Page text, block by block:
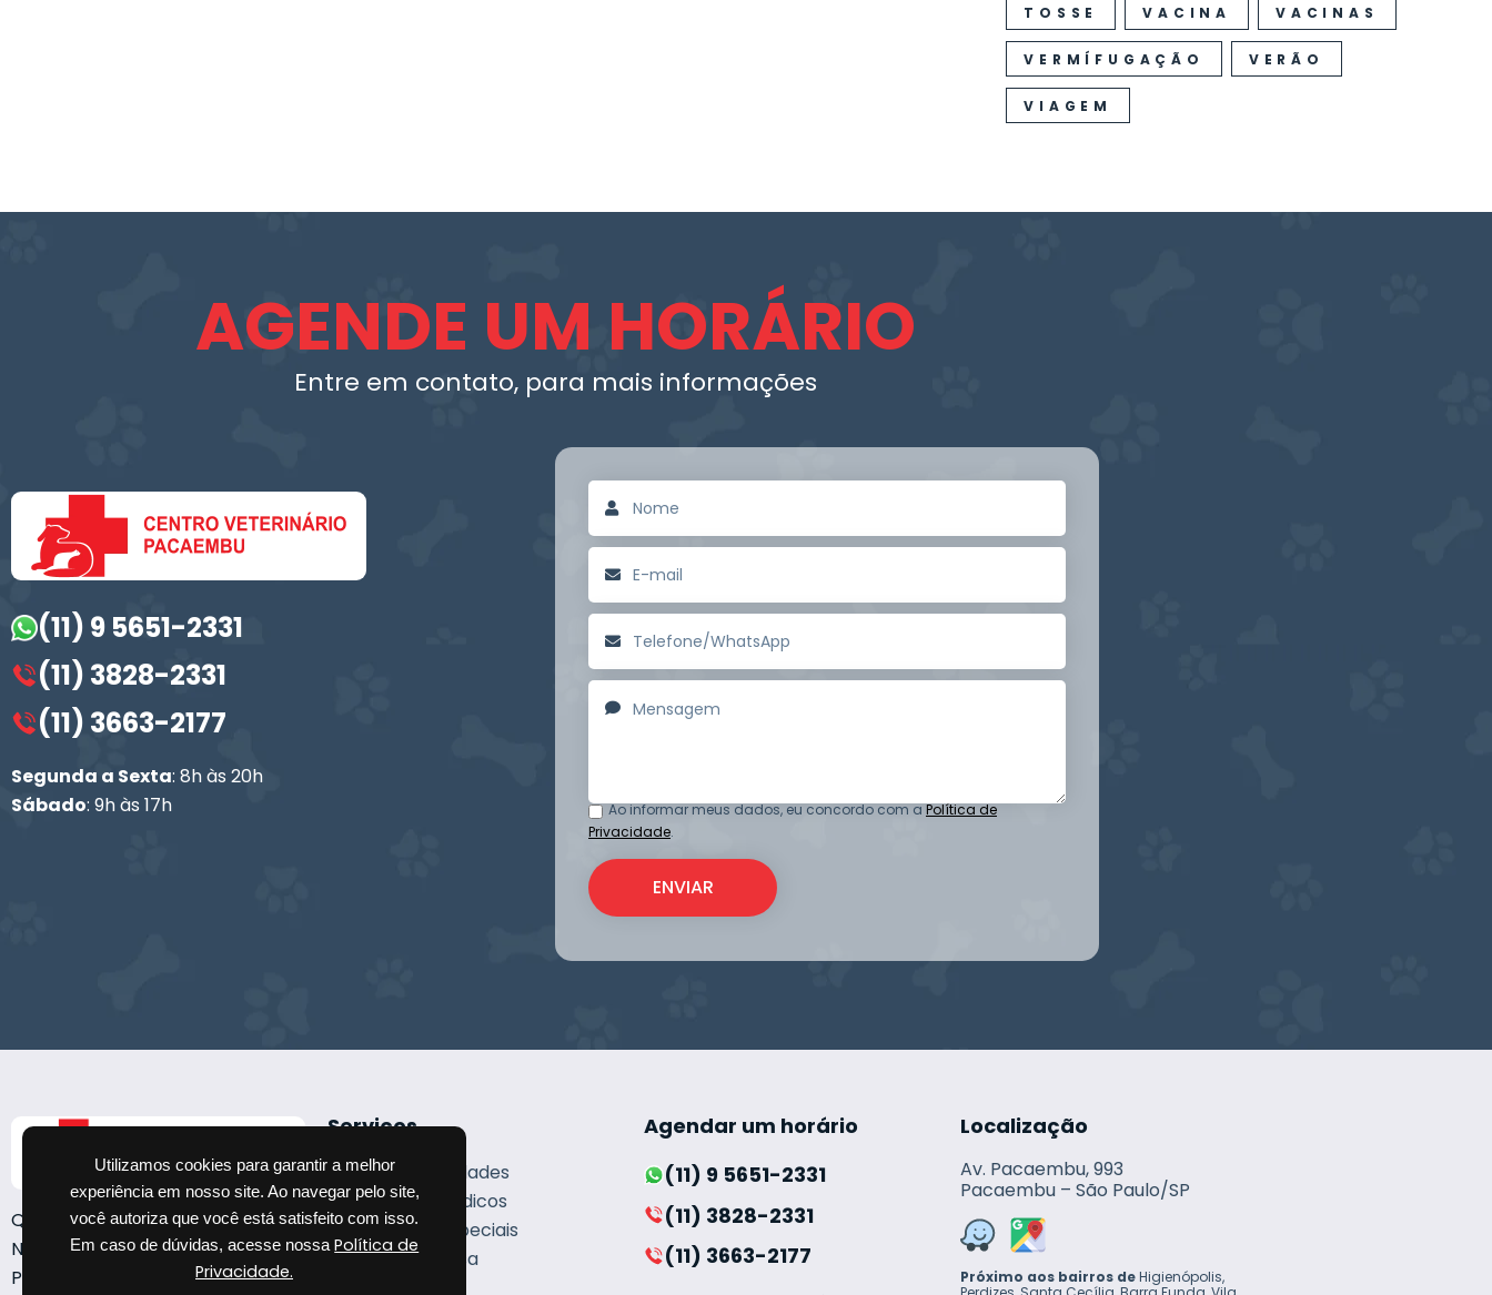
Utilizamos cookies para garantir a melhor
experiência em nosso site. Ao navegar pelo site,
você autoriza que você está satisfeito com isso.
Em caso de dúvidas, acesse nossa Política de
Privacidade.
TOSSE VACINA VACINAS
VERMÍFUGAÇÃO VERÃO
VIAGEM
AGENDE UM HORÁRIO
Entre em contato, para mais informações
(11) 9 5651-2331
(11) 3828-2331
(11) 3663-2177
Segunda a Sexta: 8h às 20h
Sábado: 9h às 17h Ao informar meus dados, eu concordo com aPolítica de
Privacidade.
Quem somos
Nossos veterinários
Política de privacidade
Serviços
19 Especialidades
Exames médicos
Serviços especiais
Banho e Tosa
Agendar um horário
(11) 9 5651-2331
(11) 3828-2331
(11) 3663-2177
Localização
Av. Pacaembu, 993
Pacaembu – São Paulo/SP
Próximo aos bairros deHigienópolis,